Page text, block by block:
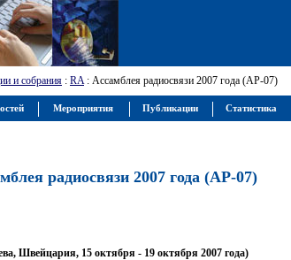
и собрания : RA: Ассамблея радиосвязи 2007 года (АР-07)
радиосвязи 2007 года (АР-07)
Швейцария, 15 октября - 19 октября 2007 года)
Мероприятия Публикации Статистика